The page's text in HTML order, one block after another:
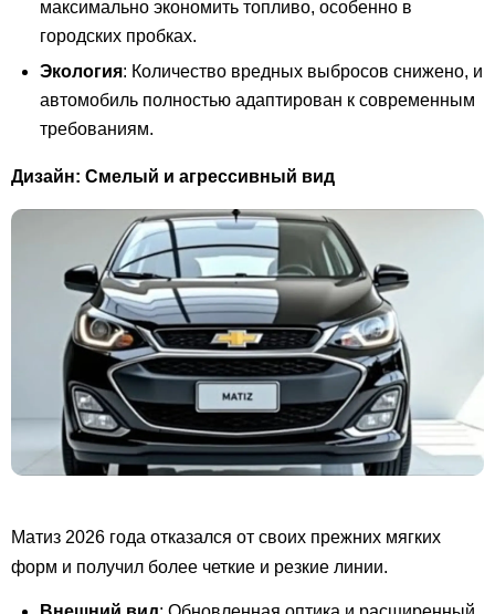
максимально экономить топливо, особенно в
городских пробках.
Экология: Количество вредных выбросов снижено, и
автомобиль полностью адаптирован к современным
требованиям.
Дизайн: Смелый и агрессивный вид
Матиз 2026 года отказался от своих прежних мягких
форм и получил более четкие и резкие линии.